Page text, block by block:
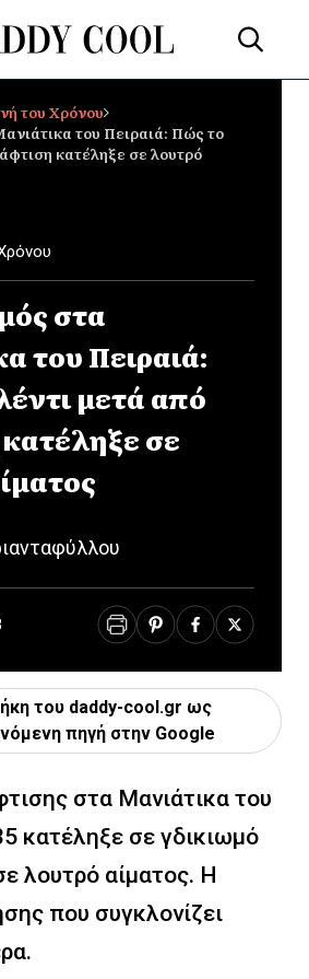
του Χρόνου
του Πειραιά: Πώς το
κατέληξε σε λουτρό
στα
του Πειραιά:
μετά από
σε
του daddy-cool.gr ως
πηγή στην Google
στα Μανιάτικα του
κατέληξε σε γδικιωμό
λουτρό αίματος. Η
που συγκλονίζει